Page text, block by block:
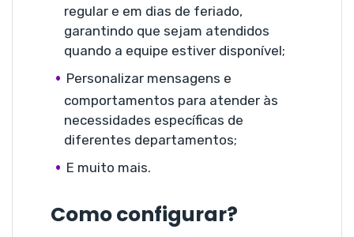
regular e em dias de feriado,
garantindo que sejam atendidos
quando a equipe estiver disponível;
Personalizar mensagens e
comportamentos para atender às
necessidades específicas de
diferentes departamentos;
E muito mais.
Como configurar?